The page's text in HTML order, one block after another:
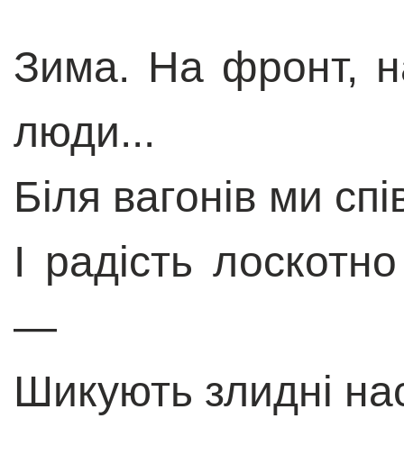
Зима. На фронт,
люди...
Біля вагонів ми
І радість
—
Шикують злидні